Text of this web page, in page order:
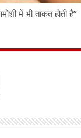
में भी ताकत होती है”